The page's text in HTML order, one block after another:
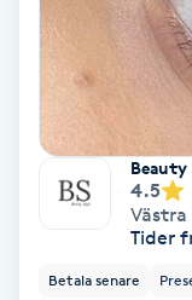
Reikihealing
Reiki massage
Restorative Yoga
Beauty
4.5
Tider
Betala senare